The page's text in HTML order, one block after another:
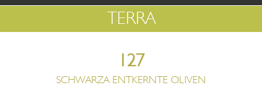
TERRA
127
SCHWARZA ENTKERNTE OLIVEN